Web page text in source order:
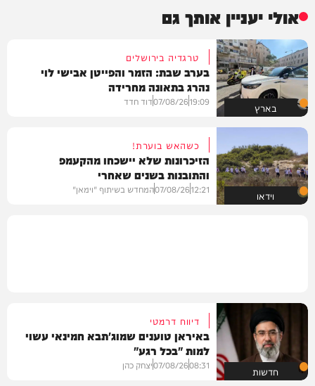
אולי יעניין אותך גם
בארץ
טרגדיה בירושלים
בערב שבת: הזמר והפייטן אבישי לוי
נהרג בתאונה מחרידה
19:09
07/08/26דוד חדד
וידאו
כשהאש בוערת!
הזיכרונות שלא יישכחו מהקעמפ
והתובנות בשנים שאחרי
12:21
07/08/26המחדש בשיתוף "וימאן"
חדשות
דיווח דרמטי
באיראן טוענים שמוג'תבא חמינאי עשוי
למות "בכל רגע"
08:31
07/08/26יצחק כהן